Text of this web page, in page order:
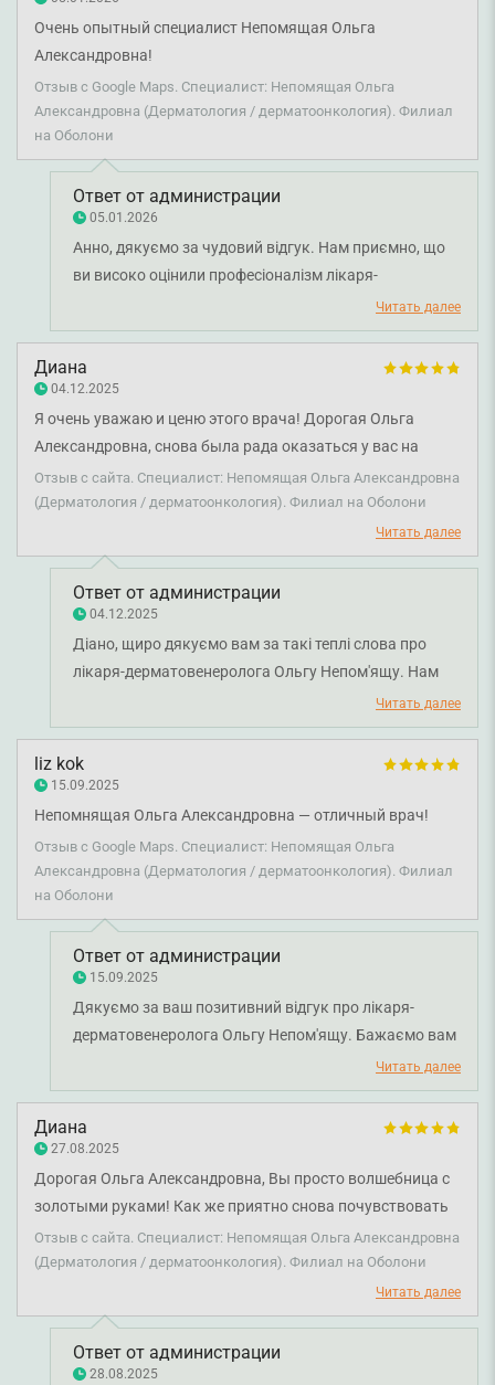
Очень опытный специалист Непомящая Ольга
Александровна!
Отзыв с Google Maps. Специалист: Непомящая Ольга
Александровна (Дерматология / дерматоонкология). Филиал
на Оболони
Ответ от администрации
05.01.2026
Анно, дякуємо за чудовий відгук. Нам приємно, що
ви високо оцінили професіоналізм лікаря-
дерматовенеролога Ольги Непом’ящої. Бажаємо
вам міцного здоров’я!
Читать далее
Диана
04.12.2025
Я очень уважаю и ценю этого врача! Дорогая Ольга
Александровна, снова была рада оказаться у вас на
приеме! Я не знаю, как вы это делаете, но у меня всегда
ощущение, что побывала не в клинике, а где-то в салоне
красоты. Вы невероятная! Спасибо Вам и вашей
помощнице! Всего лучшего всем!
Отзыв с сайта. Специалист: Непомящая Ольга Александровна
(Дерматология / дерматоонкология). Филиал на Оболони
Читать далее
Ответ от администрации
04.12.2025
Діано, щиро дякуємо вам за такі теплі слова про
лікаря-дерматовенеролога Ольгу Непом'ящу. Нам
дуже приємно знати, що прийом залишив у вас
приємні враження та відчуття комфорту. Тішимось,
що ви оцінюєте професіоналізм лікаря та її помічниці.
Бажаємо вам міцного здоров'я!
Читать далее
liz kok
15.09.2025
Непомнящая Ольга Александровна — отличный врач!
Отзыв с Google Maps. Специалист: Непомящая Ольга
Александровна (Дерматология / дерматоонкология). Филиал
на Оболони
Ответ от администрации
15.09.2025
Дякуємо за ваш позитивний відгук про лікаря-
дерматовенеролога Ольгу Непом'ящу. Бажаємо вам
Читать далее
Диана
27.08.2025
Дорогая Ольга Александровна, Вы просто волшебница с
золотыми руками! Как же приятно снова почувствовать
такую ​​профессиональную работу и заботу. Спасибо за
Ваше отношение и помощь! Всегда иду к Вам с
уверенностью в высоком результате. И еще ни разу не
прогадала в ожидании! Спасибо, желаю Вам всего
лучшего!
Отзыв с сайта. Специалист: Непомящая Ольга Александровна
(Дерматология / дерматоонкология). Филиал на Оболони
Читать далее
Ответ от администрации
28.08.2025